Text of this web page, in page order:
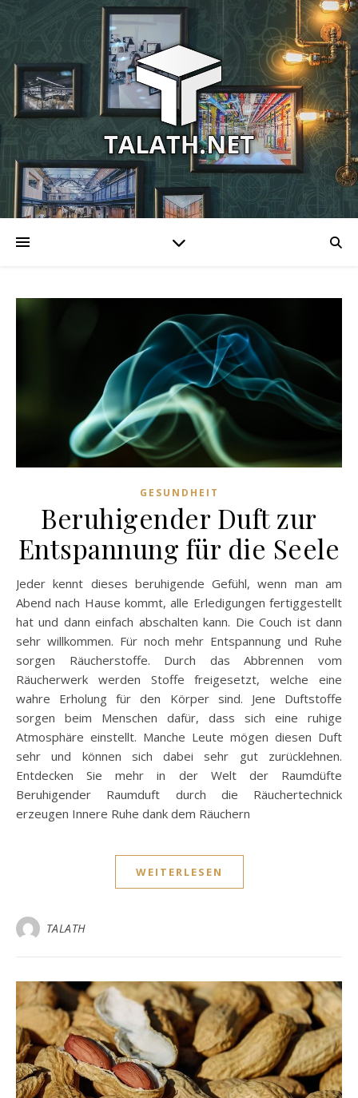
GESUNDHEIT
Beruhigender Duft zur
Entspannung für die Seele
Jeder kennt dieses beruhigende Gefühl, wenn man am
Abend nach Hause kommt, alle Erledigungen fertiggestellt
hat und dann einfach abschalten kann. Die Couch ist dann
sehr willkommen. Für noch mehr Entspannung und Ruhe
sorgen Räucherstoffe. Durch das Abbrennen vom
Räucherwerk werden Stoffe freigesetzt, welche eine
wahre Erholung für den Körper sind. Jene Duftstoffe
sorgen beim Menschen dafür, dass sich eine ruhige
Atmosphäre einstellt. Manche Leute mögen diesen Duft
sehr und können sich dabei sehr gut zurücklehnen.
Entdecken Sie mehr in der Welt der Raumdüfte
Beruhigender Raumduft durch die Räuchertechnick
erzeugen Innere Ruhe dank dem Räuchern
WEITERLESEN
TALATH